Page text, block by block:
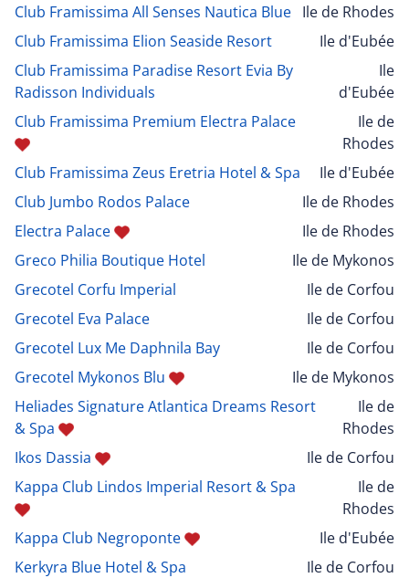
Club Framissima All Senses Nautica Blue Ile de Rhodes
Club Framissima Elion Seaside Resort
Ile d'Eubée
Club Framissima Paradise Resort Evia By
Radisson Individuals
Ile
d'Eubée
Club Framissima Premium Electra Palace
Ile de
Rhodes
Club Framissima Zeus Eretria Hotel & Spa
Ile d'Eubée
Club Jumbo Rodos Palace
Ile de Rhodes
Electra Palace
Ile de Rhodes
Greco Philia Boutique Hotel
Ile de Mykonos
Grecotel Corfu Imperial
Ile de Corfou
Grecotel Eva Palace
Ile de Corfou
Grecotel Lux Me Daphnila Bay
Ile de Corfou
Grecotel Mykonos Blu
Ile de Mykonos
Heliades Signature Atlantica Dreams Resort
& Spa
Ile de
Rhodes
Ikos Dassia
Ile de Corfou
Kappa Club Lindos Imperial Resort & Spa
Ile de
Rhodes
Kappa Club Negroponte
Ile d'Eubée
Kerkyra Blue Hotel & Spa
Ile de Corfou